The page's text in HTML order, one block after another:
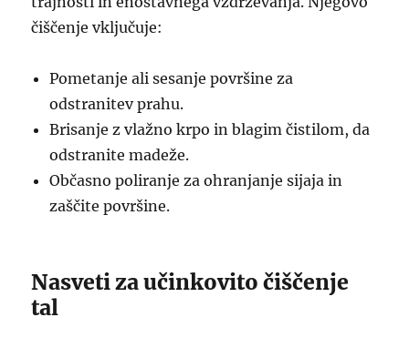
čiščenje vključuje:
Pometanje ali sesanje površine za
odstranitev prahu.
Brisanje z vlažno krpo in blagim čistilom, da
odstranite madeže.
Občasno poliranje za ohranjanje sijaja in
zaščite površine.
Nasveti za učinkovito čiščenje
tal